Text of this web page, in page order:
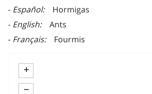
Español
Hormigas
English
Ants
Français
Fourmis
+
−